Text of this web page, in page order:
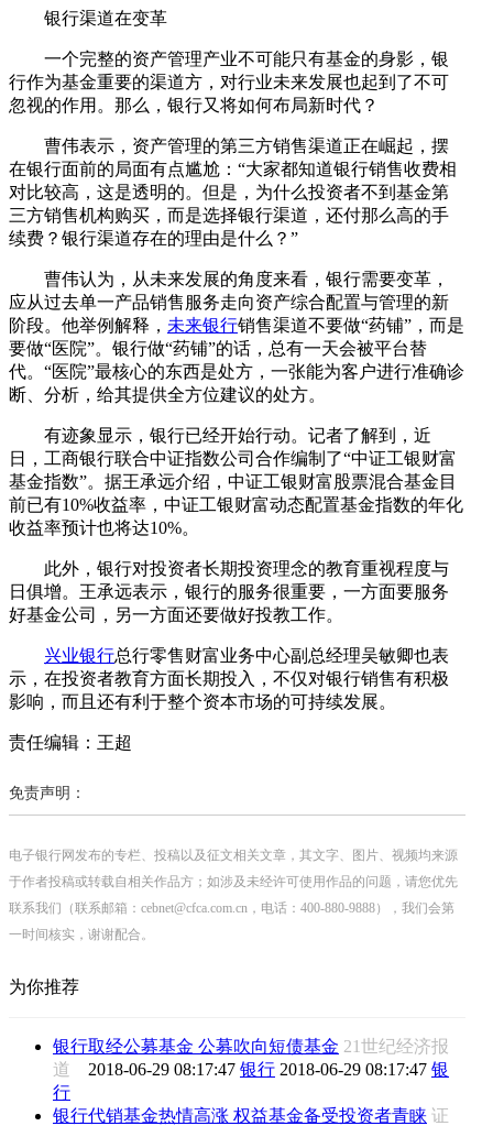
银行渠道在变革
一个完整的资产管理产业不可能只有基金的身影，银
行作为基金重要的渠道方，对行业未来发展也起到了不可
忽视的作用。那么，银行又将如何布局新时代？
曹伟表示，资产管理的第三方销售渠道正在崛起，摆
在银行面前的局面有点尴尬：“大家都知道银行销售收费相
对比较高，这是透明的。但是，为什么投资者不到基金第
三方销售机构购买，而是选择银行渠道，还付那么高的手
续费？银行渠道存在的理由是什么？”
曹伟认为，从未来发展的角度来看，银行需要变革，
应从过去单一产品销售服务走向资产综合配置与管理的新
阶段。他举例解释， 未来银行销售渠道不要做“药铺”，而是
要做“医院”。银行做“药铺”的话，总有一天会被平台替
代。“医院”最核心的东西是处方，一张能为客户进行准确诊
断、分析，给其提供全方位建议的处方。
有迹象显示，银行已经开始行动。记者了解到，近
日，工商银行联合中证指数公司合作编制了“中证工银财富
基金指数”。据王承远介绍，中证工银财富股票混合基金目
前已有10%收益率，中证工银财富动态配置基金指数的年化
收益率预计也将达10%。
此外，银行对投资者长期投资理念的教育重视程度与
日俱增。王承远表示，银行的服务很重要，一方面要服务
好基金公司，另一方面还要做好投教工作。
兴业银行总行零售财富业务中心副总经理吴敏卿也表
示，在投资者教育方面长期投入，不仅对银行销售有积极
影响，而且还有利于整个资本市场的可持续发展。
责任编辑：王超
免责声明：
电子银行网发布的专栏、投稿以及征文相关文章，其文字、图片、视频均来源
于作者投稿或转载自相关作品方；如涉及未经许可使用作品的问题，请您优先
联系我们（联系邮箱：cebnet@cfca.com.cn，电话：400-880-9888），我们会第
一时间核实，谢谢配合。
为你推荐
银行取经公募基金 公募吹向短债基金 21世纪经济报
道 2018-06-29 08:17:47 银行 2018-06-29 08:17:47 银
行
银行代销基金热情高涨 权益基金备受投资者青睐 证